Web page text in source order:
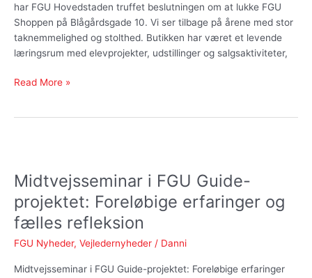
har FGU Hovedstaden truffet beslutningen om at lukke FGU
Shoppen på Blågårdsgade 10. Vi ser tilbage på årene med stor
taknemmelighed og stolthed. Butikken har været et levende
læringsrum med elevprojekter, udstillinger og salgsaktiviteter,
Shoppen
lukker,
men
vi
online
Read More »
Midtvejsseminar i FGU Guide-
projektet: Foreløbige erfaringer og
fælles refleksion
FGU Nyheder, Vejledernyheder / Danni
Midtvejsseminar i FGU Guide-projektet: Foreløbige erfaringer
FGU
Guide-
projektet:
Foreløbige
erfaringer
fælles